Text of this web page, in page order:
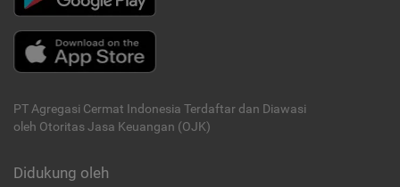
PT Agregasi Cermat Indonesia Terdaftar dan Diawasi
oleh Otoritas Jasa Keuangan (OJK)
Didukung oleh